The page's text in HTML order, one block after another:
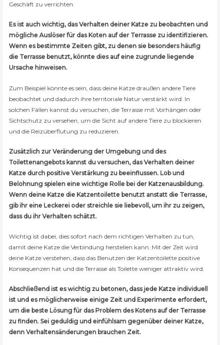
Geschäft zu verrichten.
Es ist auch wichtig, das Verhalten deiner Katze zu beobachten und
mögliche Auslöser für das Koten auf der Terrasse zu identifizieren.
Wenn es bestimmte Zeiten gibt, zu denen sie besonders häufig
die Terrasse benutzt, könnte dies auf eine zugrunde liegende
Ursache hinweisen.
Zum Beispiel könnte es sein, dass deine Katze draußen andere Tiere
beobachtet und dadurch ihre territoriale Natur verstärkt wird. In
solchen Fällen kannst du versuchen, die Terrasse mit Vorhängen oder
Sichtschutz zu versehen, um die Sicht auf andere Tiere zu blockieren
und die Reizüberflutung zu reduzieren.
Zusätzlich zur Veränderung der Umgebung und des
Toilettenangebots kannst du versuchen, das Verhalten deiner
Katze durch positive Verstärkung zu beeinflussen. Lob und
Belohnung spielen eine wichtige Rolle bei der Katzenausbildung.
Wenn deine Katze die Katzentoilette benutzt anstatt die Terrasse,
gib ihr eine Leckerei oder streichle sie liebevoll, um ihr zu zeigen,
dass du ihr Verhalten schätzt.
Wichtig ist dabei, dies sofort nach dem richtigen Verhalten zu tun,
damit deine Katze die Verbindung herstellen kann. Mit der Zeit wird
deine Katze verstehen, dass das Benutzen der Katzentoilette positive
Konsequenzen hat und die Terrasse als Toilette weniger attraktiv wird.
Abschließend ist es wichtig zu betonen, dass jede Katze individuell
ist und es möglicherweise einige Zeit und Experimente erfordert,
um die beste Lösung für das Problem des Kotens auf der Terrasse
zu finden. Sei geduldig und einfühlsam gegenüber deiner Katze,
denn Verhaltensänderungen brauchen Zeit.